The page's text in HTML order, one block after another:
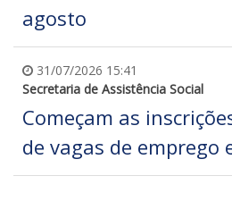
agosto
31/07/2026 15:41
Secretaria de Assistência Social
Começam as
de vagas de emprego